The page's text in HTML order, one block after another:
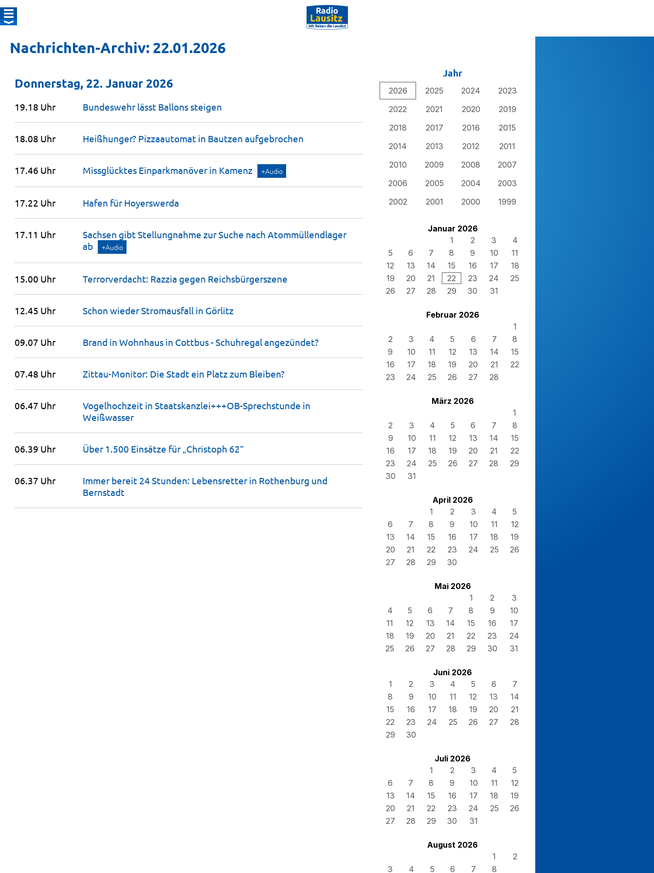
Nachrichten-Archiv: 22.01.2026
Jahr
2026 2025 2024
2023
2022
2021 2020
2019
2018
2017 2016
2015
2014
2013 2012
2011
2010
2009 2008
2007
2006
2005 2004
2003
2002
2001 2000 1999
Januar 2026
1
2 3
4
5
6 7 8 9 10
11
12
13 14 15 16 17
18
19
20 21 22 23 24
25
26
27 28 29 30 31
Februar 2026
1
2
3 4 5 6 7
8
9
10 11 12 13 14
15
16
17 18 19 20 21
22
23
24 25 26 27 28
März 2026
1
2
3 4 5 6 7
8
9
10 11 12 13 14
15
16
17 18 19 20 21
22
23
24 25 26 27 28
29
30
31
April 2026
1
2 3 4
5
6
7 8 9 10 11
12
13
14 15 16 17 18
19
20
21 22 23 24 25
26
27
28 29 30
Mai 2026
1
2
3
4
5 6 7 8 9
10
11
12 13 14 15 16
17
18
19 20 21 22 23
24
25
26 27 28 29 30 31
Juni 2026
1
2 3 4 5 6
7
8
9 10 11 12 13
14
15
16 17 18 19 20
21
22
23 24 25 26 27
28
29
30
Juli 2026
1
2 3 4
5
6
7 8 9 10 11
12
13
14 15 16 17 18
19
20
21 22 23 24 25
26
27
28 29 30 31
August 2026
1
2
3
4 5 6 7 8
Donnerstag, 22. Januar 2026
19.18 Uhr Bundeswehr lässt Ballons steigen
18.08 Uhr Heißhunger? Pizzaautomat in Bautzen aufgebrochen
17.46 Uhr Missglücktes Einparkmanöver in Kamenz +Audio
17.22 Uhr Hafen für Hoyerswerda
17.11 Uhr
Sachsen gibt Stellungnahme zur Suche nach Atommüllendlager
ab
+Audio
15.00 Uhr Terrorverdacht: Razzia gegen Reichsbürgerszene
12.45 Uhr Schon wieder Stromausfall in Görlitz
09.07 Uhr Brand in Wohnhaus in Cottbus - Schuhregalangezündet?
07.48 Uhr Zittau-Monitor: Die Stadt ein Platz zum Bleiben?
06.47 Uhr
Vogelhochzeit in Staatskanzlei+++OB-Sprechstunde in
Weißwasser
06.39 Uhr Über 1.500 Einsätze für „Christoph 62“
06.37 Uhr
Immer bereit 24 Stunden: Lebensretter in Rothenburg und
Bernstadt